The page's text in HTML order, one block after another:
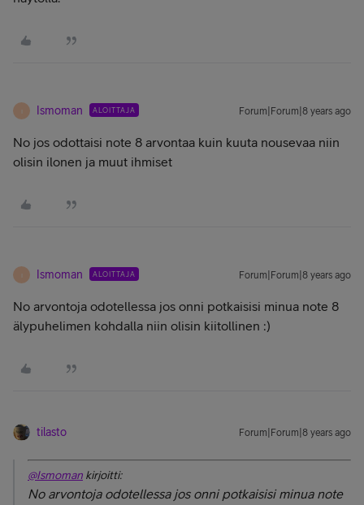
Ismoman ALOITTAJA Forum|Forum|8 years ago
No jos odottaisi note 8 arvontaa kuin kuuta nousevaa niin
olisin ilonen ja muut ihmiset
Ismoman ALOITTAJA Forum|Forum|8 years ago
No arvontoja odotellessa jos onni potkaisisi minua note 8
älypuhelimen kohdalla niin olisin kiitollinen :)
tilasto Forum|Forum|8 years ago
@Ismoman kirjoitti:
No arvontoja odotellessa jos onni potkaisisi minua note